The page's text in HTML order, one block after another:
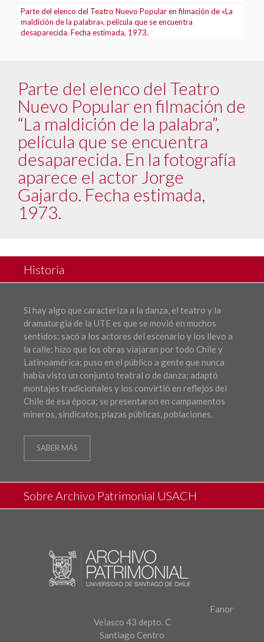
Parte del elenco del Teatro Nuevo Popular en filmación de «La
maldición de la palabra», película que se encuentra
desaparecida. Fecha estimada, 1973.
Parte del elenco del Teatro
Nuevo Popular en filmación de
“La maldición de la palabra”,
película que se encuentra
desaparecida. En la fotografía
aparece el actor Jorge
Gajardo. Fecha estimada,
1973.
Historia
Si hay algo que caracteriza a la danza, el teatro y la
dramaturgia de la UTE es que se movió en muchos
sentidos: sacó a los actores del escenario y los llevo a
la calle; hizo que los obras viajaran por todo Chile y
Latinoamérica; puso en el público a gente que nunca
había visto un conjunto teatral o de danza; adaptó
montajes tradicionales y los convirtió en reflejos del
Chile de esa época; se presentaron en campamentos
mineros, sindicatos, plazas públicas, poblaciones.
SABER MÁS
Sobre Archivo Patrimonial USACH
Fanor
Velasco 43 depto. C
Santiago Centro